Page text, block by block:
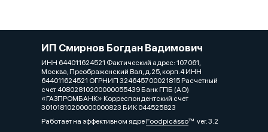
ИП Смирнов Богдан Вадимович
ИНН 644011624521 Фактический адрес: 107061,
Москва, Преображенский Вал, д.25, корп.4 ИНН
644011624521 ОГРНИП 324645700021815 Расчетный
счет 40802810200000055439 Банк ГПБ (АО)
«ГАЗПРОМБАНК» Корреспондентский счет
30101810200000000823 БИК 044525823
Работает на эффективном ядреFoodpicássover. 3.2